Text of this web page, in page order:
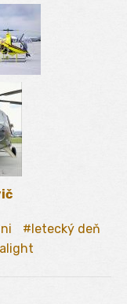
letecký deň